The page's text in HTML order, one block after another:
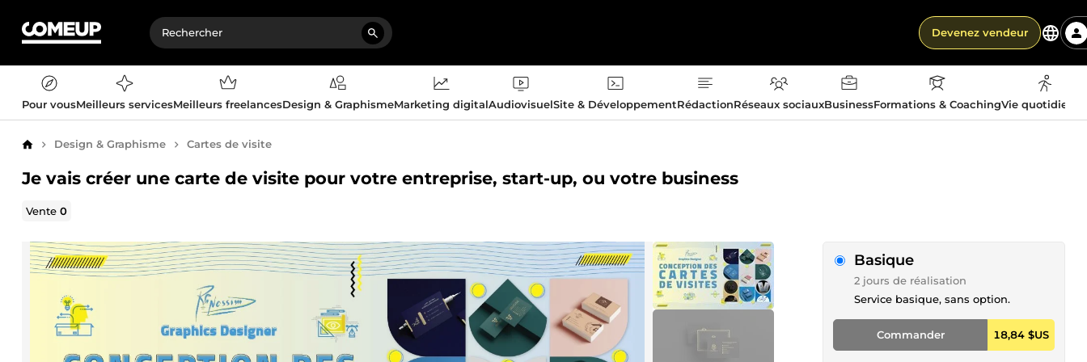
Devenez vendeur
Pour vousMeilleurs servicesMeilleurs freelancesDesign & GraphismeMarketing digitalAudiovisuelSite & DéveloppementRédactionRéseaux sociauxBusinessFormations & CoachingVie
AccueilDesign & Graphisme Cartes de visite
Je vais créer une carte de visite pour votre entreprise, start-up, ou votre business
Vente0
Basique
2 jours de réalisation
Service basique, sans option.
Commander 18,84 $US